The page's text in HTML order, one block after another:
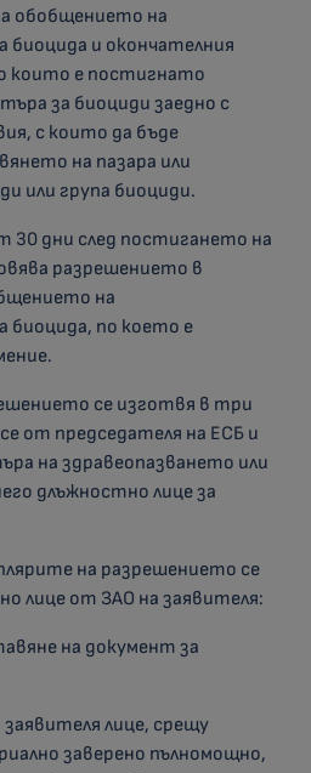
обобщението на
и окончателния
които е постигнато
за биоциди заедно с
с които да бъде
на пазара или
или група биоциди.
30 дни след постигането на
разрешението в
на
по което е
се изготвя в три
от председателя на ЕСБ и
на здравеопазването или
длъжностно лице за
на разрешението се
лице от ЗАО на заявителя:
на документ за
лице, срещу
заверено пълномощно,